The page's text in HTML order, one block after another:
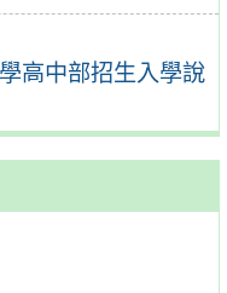
高中部招生入學說